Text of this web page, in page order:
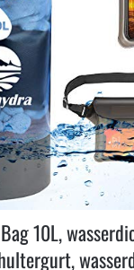
10L,